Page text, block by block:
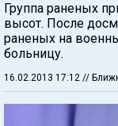
Группа раненых
высот. После
раненых на
больницу.
16.02.2013 17:12 //